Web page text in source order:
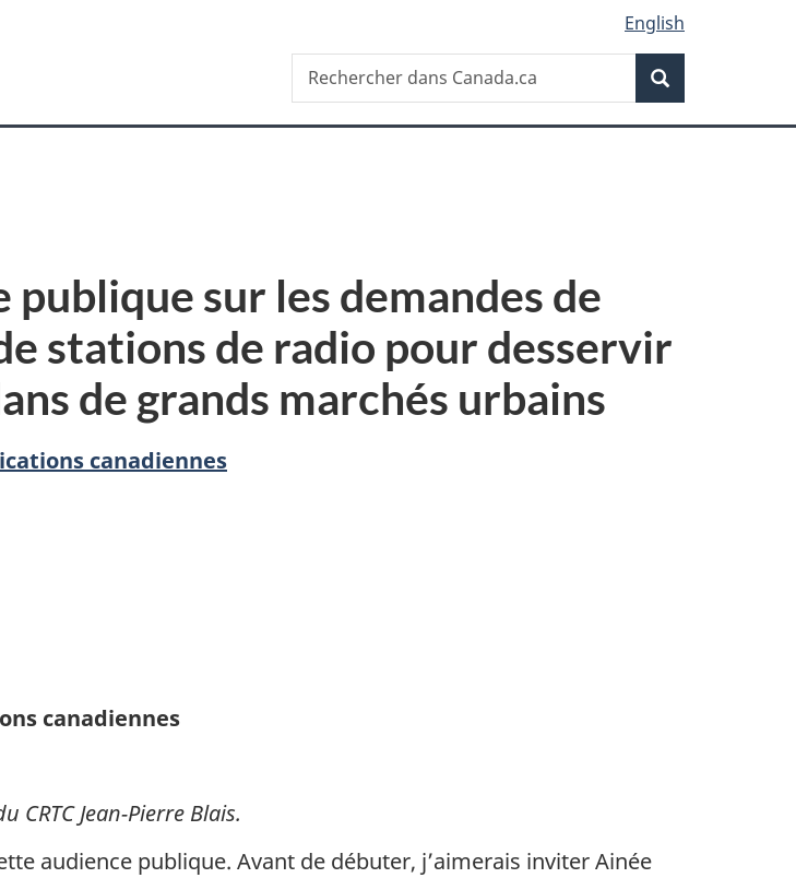
sujet
HTML
English
Recherche
Rechercher
dans
publique sur les demandes de
stations de radio pour desservir
de grands marchés urbains
canadiennes
canadiennes
CRTC Jean-Pierre Blais.
audience publique. Avant de débuter, j’aimerais inviter Ainée